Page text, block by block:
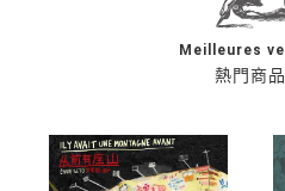
熱門商品
Meilleures